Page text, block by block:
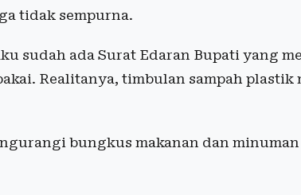
tidak sempurna.
sudah ada Surat Edaran Bupati yang
Realitanya, timbulan sampah plastik
bungkus makanan dan